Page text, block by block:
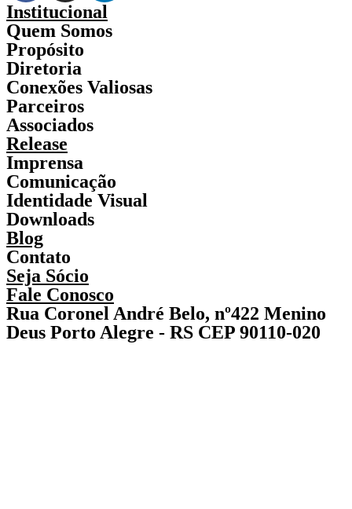
Institucional
Quem Somos
Propósito
Diretoria
Conexões Valiosas
Parceiros
Associados
Release
Imprensa
Comunicação
Identidade Visual
Downloads
Blog
Contato
Seja Sócio
Fale Conosco
Rua Coronel André Belo, nº422 Menino
Deus Porto Alegre - RS CEP 90110-020